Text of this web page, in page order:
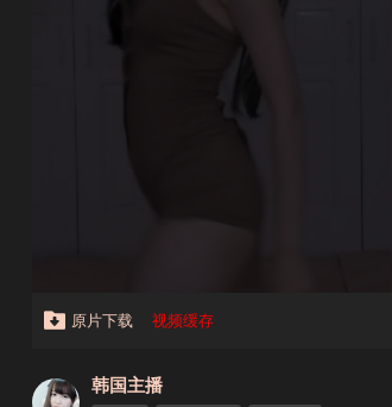
原片下载 视频缓存
韩国主播